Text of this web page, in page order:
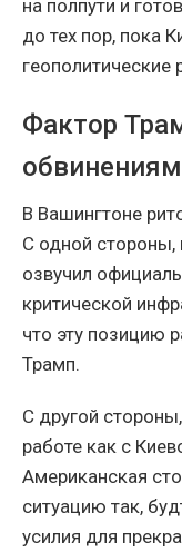
на полпути и
до тех пор, пока
геополитические
Фактор
В Вашингтоне
С одной
озвучил
критической
что эту позицию
Трамп.
С другой
работе как с
Американская
ситуацию так,
усилия для